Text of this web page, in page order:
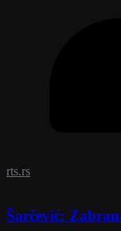
rts.rs
Šarčević: